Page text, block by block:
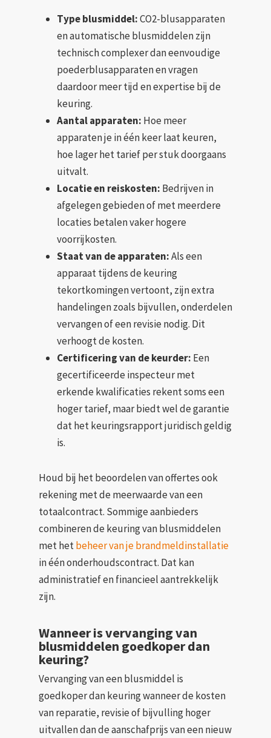
Type blusmiddel:CO2-blusapparaten
en automatische blusmiddelen zijn
technisch complexer dan eenvoudige
poederblusapparaten en vragen
daardoor meer tijd en expertise bij de
keuring.
Aantal apparaten: Hoe meer
apparaten je in één keer laat keuren,
hoe lager het tarief per stuk doorgaans
uitvalt.
Locatie en reiskosten: Bedrijven in
afgelegen gebieden of met meerdere
locaties betalen vaker hogere
voorrijkosten.
Staat van de apparaten:Als een
apparaat tijdens de keuring
tekortkomingen vertoont, zijn extra
handelingen zoals bijvullen, onderdelen
vervangen of een revisie nodig. Dit
verhoogt de kosten.
Certificering van de keurder: Een
gecertificeerde inspecteur met
erkende kwalificaties rekent soms een
hoger tarief, maar biedt wel de garantie
dat het keuringsrapport juridisch geldig
is.
Houd bij het beoordelen van offertes ook
rekening met de meerwaarde van een
totaalcontract. Sommige aanbieders
combineren de keuring van blusmiddelen
met hetbeheer van je brandmeldinstallatie
in één onderhoudscontract. Dat kan
administratief en financieel aantrekkelijk
zijn.
Wanneer is vervanging van
blusmiddelen goedkoper dan
keuring?
Vervanging van een blusmiddel is
goedkoper dan keuring wanneer de kosten
van reparatie, revisie of bijvulling hoger
uitvallen dan de aanschafprijs van een nieuw